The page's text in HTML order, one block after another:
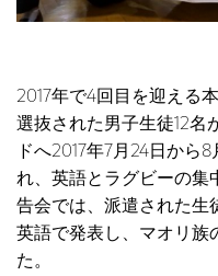
2017年で4回目を迎える
選抜された男子生徒12名
ドへ2017年7月24日から
れ、英語とラグビーの集
告会では、派遣された生
英語で発表し、マオリ族
た。